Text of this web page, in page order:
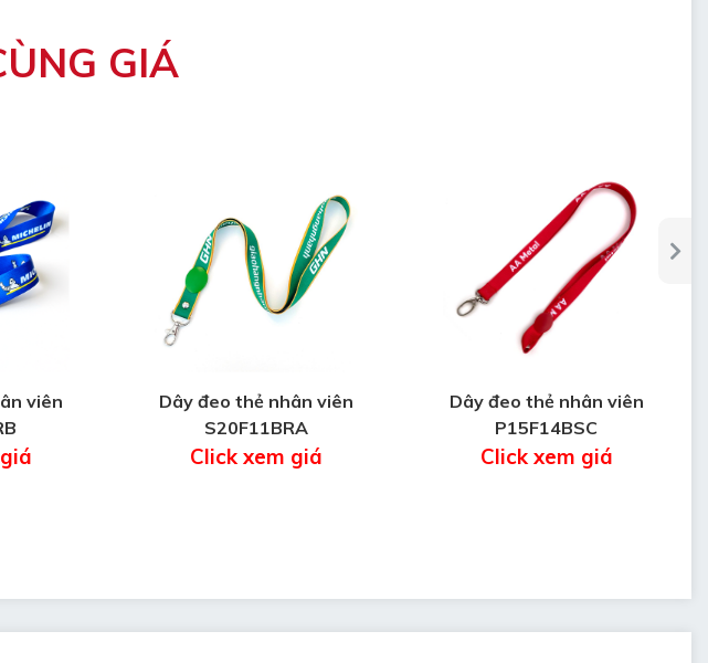
GIÁ
viên
Dây đeo thẻ nhân viên
S20F11BRA
Click xem giá
Dây đeo thẻ nhân viên
P15F14BSC
Click xem giá